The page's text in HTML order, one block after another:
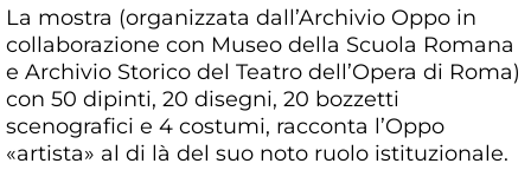
La mostra (organizzata dall’Archivio Oppo in
collaborazione con Museo della Scuola Romana
e Archivio Storico del Teatro dell’Opera di Roma)
con 50 dipinti, 20 disegni, 20 bozzetti
scenografici e 4 costumi, racconta l’Oppo
«artista» al di là del suo noto ruolo istituzionale.